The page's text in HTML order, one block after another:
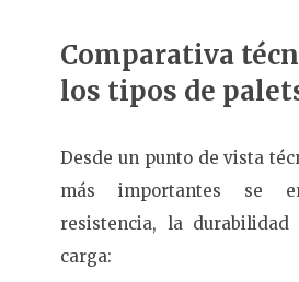
Comparativa
los tipos de
Desde un punto de vista
más importantes se
resistencia, la
carga: